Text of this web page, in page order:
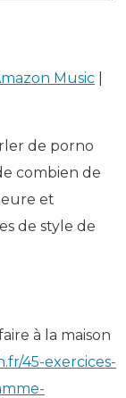
Music
de porno
combien de
et
de style de
à la maison
45-exercices-